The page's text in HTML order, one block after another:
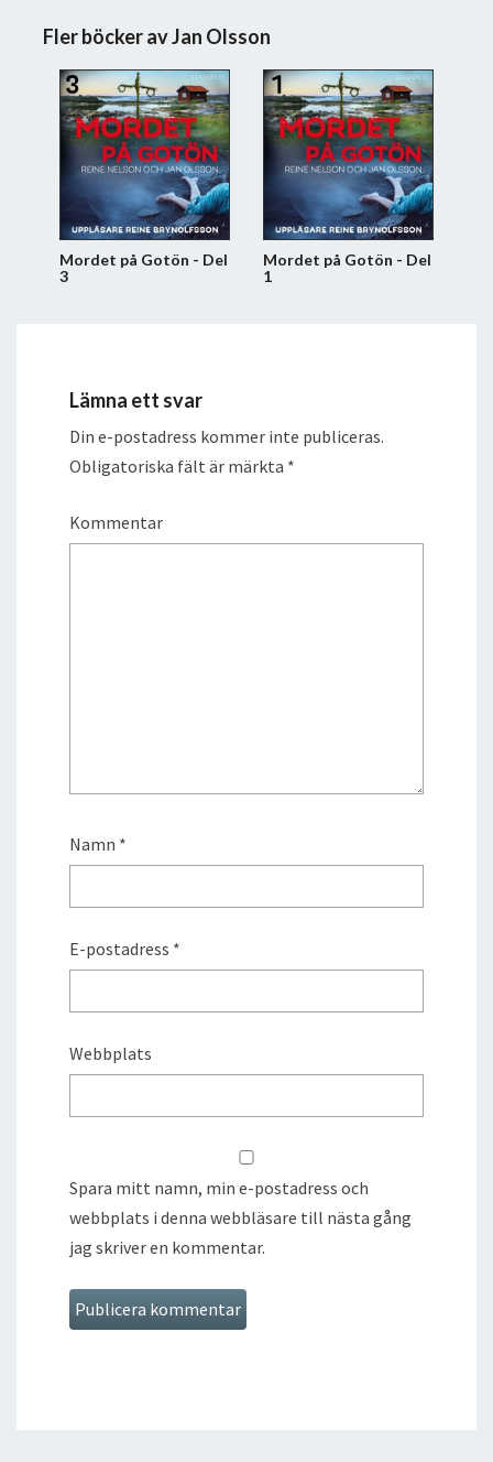
Fler böcker av Jan Olsson
Mordet på Gotön - Del
3
Mordet på Gotön - Del
1
Lämna ett svar
Din e-postadress kommer inte publiceras.
Obligatoriska fält är märkta *
Kommentar
Namn *
E-postadress *
Webbplats
Spara mitt namn, min e-postadress och
webbplats i denna webbläsare till nästa gång
jag skriver en kommentar.